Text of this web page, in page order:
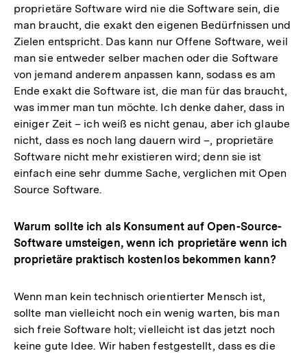
proprietäre Software wird nie die Software sein, die
man braucht, die exakt den eigenen Bedürfnissen und
Zielen entspricht. Das kann nur Offene Software, weil
man sie entweder selber machen oder die Software
von jemand anderem anpassen kann, sodass es am
Ende exakt die Software ist, die man für das braucht,
was immer man tun möchte. Ich denke daher, dass in
einiger Zeit – ich weiß es nicht genau, aber ich glaube
nicht, dass es noch lang dauern wird –, proprietäre
Software nicht mehr existieren wird; denn sie ist
einfach eine sehr dumme Sache, verglichen mit Open
Source Software.
Warum sollte ich als Konsument auf Open-Source-
Software umsteigen, wenn ich proprietäre wenn ich
proprietäre praktisch kostenlos bekommen kann?
Wenn man kein technisch orientierter Mensch ist,
sollte man vielleicht noch ein wenig warten, bis man
sich freie Software holt; vielleicht ist das jetzt noch
keine gute Idee. Wir haben festgestellt, dass es die